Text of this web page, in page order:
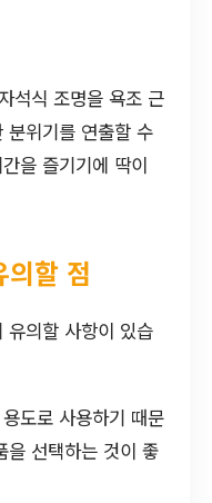
석식 조명을 욕조 근
분위기를 연출할 수
을 즐기기에 딱이
할 점
유의할 사항이 있습
도로 사용하기 때문
을 선택하는 것이 좋